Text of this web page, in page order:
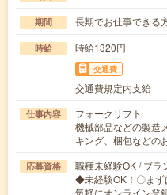
期間 長期でお仕事できる
時給 時給1320円
交通費
交通費規定内支給
仕事内容
フォークリフト
機械部品などの製造
キング、梱包などの
応募資格
職種未経験OK / ブラ
◆未経験OK！〇まず